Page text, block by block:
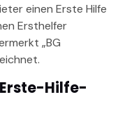
einen Erste Hilfe
Ersthelfer
„BG
Hilfe-